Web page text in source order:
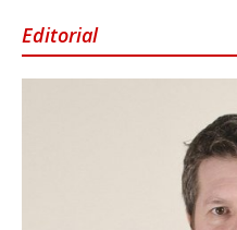
Editorial